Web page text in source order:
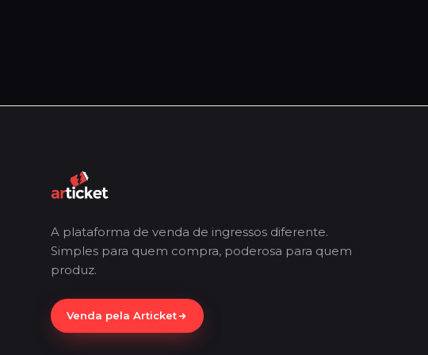
A plataforma de venda de ingressos diferente.
Simples para quem compra, poderosa para quem
produz.
Venda pela Articket